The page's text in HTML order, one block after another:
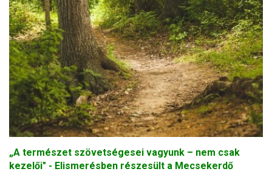
„A természet szövetségesei vagyunk – nem csak
kezelői" - Elismerésben részesült a Mecsekerdő